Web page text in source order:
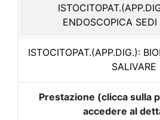
ENDOSCOPICA SEDI
ISTOCITOPAT.(APP.DIG.):
SALIVARE
Prestazione (clicca sulla
accedere al